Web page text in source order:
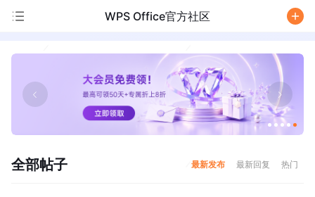
WPS Office官方社区
全部帖子 最新发布 最新回复 热门